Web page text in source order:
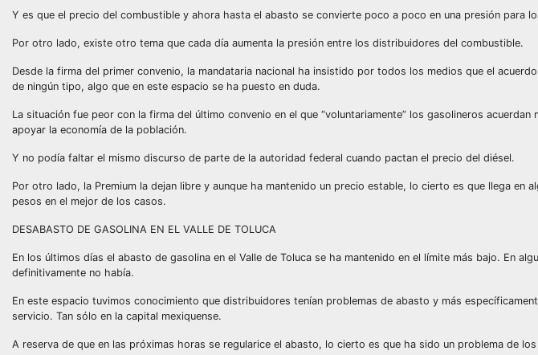
Y es que el precio del combustible y ahora hasta el abasto se convierte poco a poco en una presión para
Por otro lado, existe otro tema que cada día aumenta la presión entre los distribuidores del combustible.
Desde la firma del primer convenio, la mandataria nacional ha insistido por todos los medios que el
de ningún tipo, algo que en este espacio se ha puesto en duda.
La situación fue peor con la firma del último convenio en el que “voluntariamente” los gasolineros
apoyar la economía de la población.
Y no podía faltar el mismo discurso de parte de la autoridad federal cuando pactan el precio del diésel.
Por otro lado, la Premium la dejan libre y aunque ha mantenido un precio estable, lo cierto es que llega en
pesos en el mejor de los casos.
DESABASTO DE GASOLINA EN EL VALLE DE TOLUCA
En los últimos días el abasto de gasolina en el Valle de Toluca se ha mantenido en el límite más bajo. En
definitivamente no había.
En este espacio tuvimos conocimiento que distribuidores tenían problemas de abasto y más
servicio. Tan sólo en la capital mexiquense.
A reserva de que en las próximas horas se regularice el abasto, lo cierto es que ha sido un problema de